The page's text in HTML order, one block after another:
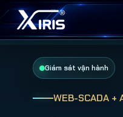
Giám sát vận hành
WEB-SCADA +